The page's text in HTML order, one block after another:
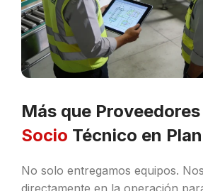
Más que Proveedores
Socio Técnico en
No solo entregamos equipos.